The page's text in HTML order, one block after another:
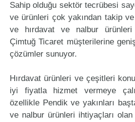
Sahip olduğu sektör tecrübesi
ve ürünleri çok yakından takip
ve hırdavat ve nalbur ürünleri
Çimtuğ Ticaret müşterilerine
çözümler sunuyor.
Hırdavat ürünleri ve çeşitleri
iyi fiyatla hizmet vermeye
özellikle Pendik ve yakınları
ve nalbur ürünleri ihtiyaçları